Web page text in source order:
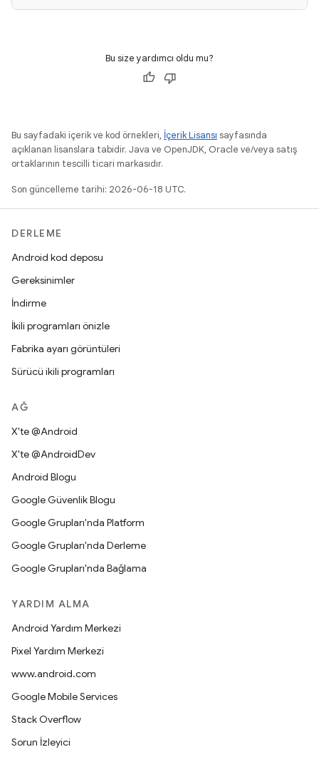
Bu size yardımcı oldu mu?
Bu sayfadaki içerik ve kod örnekleri, İçerik Lisansı sayfasında
açıklanan lisanslara tabidir. Java ve OpenJDK, Oracle ve/veya satış
ortaklarının tescilli ticari markasıdır.
Son güncelleme tarihi: 2026-06-18 UTC.
DERLEME
Android kod deposu
Gereksinimler
İndirme
İkili programları önizle
Fabrika ayarı görüntüleri
Sürücü ikili programları
AĞ
X'te @Android
X'te @AndroidDev
Android Blogu
Google Güvenlik Blogu
Google Grupları'nda Platform
Google Grupları'nda Derleme
Google Grupları'nda Bağlama
YARDIM ALMA
Android Yardım Merkezi
Pixel Yardım Merkezi
www.android.com
Google Mobile Services
Stack Overflow
Sorun İzleyici